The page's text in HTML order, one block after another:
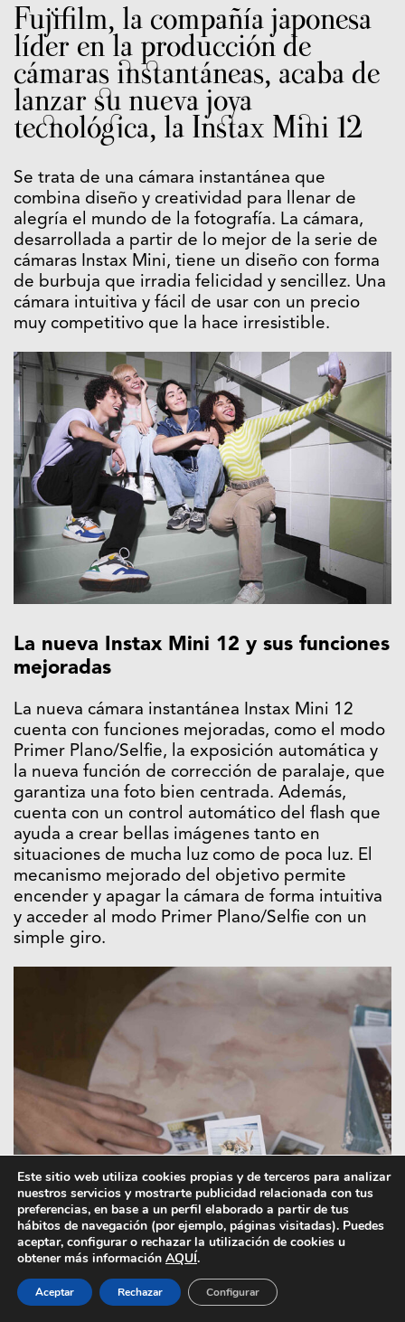
Fujifilm, la compañía japonesa
líder en la producción de
cámaras instantáneas, acaba de
lanzar su nueva joya
tecnológica, la Instax Mini 12
Se trata de una cámara instantánea que
combina diseño y creatividad para llenar de
alegría el mundo de la fotografía. La cámara,
desarrollada a partir de lo mejor de la serie de
cámaras Instax Mini, tiene un diseño con forma
de burbuja que irradia felicidad y sencillez. Una
cámara intuitiva y fácil de usar con un precio
muy competitivo que la hace irresistible.
La nueva Instax Mini 12 y sus funciones
mejoradas
La nueva cámara instantánea Instax Mini 12
cuenta con funciones mejoradas, como el modo
Primer Plano/Selfie, la exposición automática y
la nueva función de corrección de paralaje, que
garantiza una foto bien centrada. Además,
cuenta con un control automático del flash que
ayuda a crear bellas imágenes tanto en
situaciones de mucha luz como de poca luz. El
mecanismo mejorado del objetivo permite
encender y apagar la cámara de forma intuitiva
y acceder al modo Primer Plano/Selfie con un
simple giro.
Este sitio web utiliza cookies propias y de terceros para analizar
nuestros servicios y mostrarte publicidad relacionada con tus
preferencias, en base a un perfil elaborado a partir de tus
hábitos de navegación (por ejemplo, páginas visitadas). Puedes
aceptar, configurar o rechazar la utilización de cookies u
obtener más información AQUÍ.
Aceptar Rechazar Configurar